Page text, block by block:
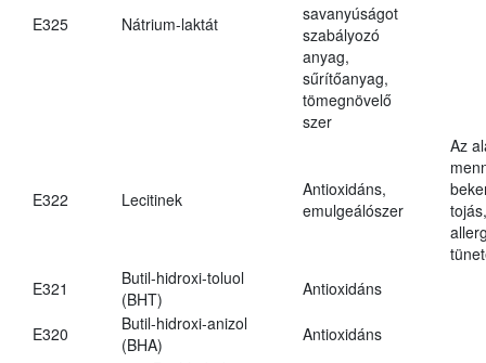
E325 Nátrium-laktát
savanyúságot
szabályozó
anyag,
sűrítőanyag,
tömegnövelő
szer
E322 Lecitinek
Antioxidáns,
emulgeálószer
Az
E321
Butil-hidroxi-toluol
(BHT)
Antioxidáns
E320
Butil-hidroxi-anizol
(BHA)
Antioxidáns